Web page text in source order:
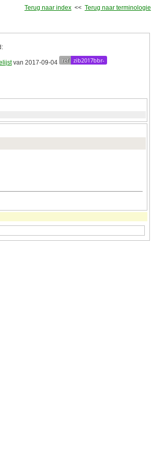
Terug naar index << Terug naar terminologie
van 2017‑09‑04 ref zib2017bbr-